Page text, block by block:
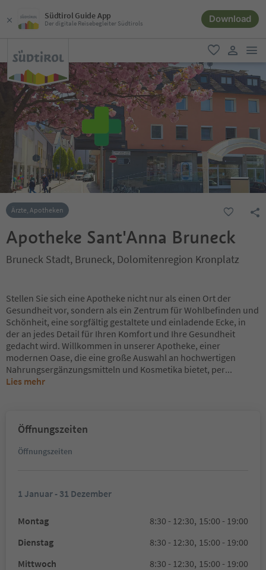
Südtirol Guide App
Der digitale Reisebegleiter Südtirols Download
favorit
user link
Ärzte, Apotheken
Apotheke Sant'Anna Bruneck
Bruneck Stadt, Bruneck, Dolomitenregion Kronplatz
Stellen Sie sich eine Apotheke nicht nur als einen Ort der
Gesundheit vor, sondern als ein Zentrum für Wohlbefinden und
Schönheit, eine sorgfältig gestaltete und einladende Ecke, in
der an jedes Detail für Ihren Komfort und Ihre Gesundheit
gedacht wird. Willkommen in unserer Apotheke, einer
modernen Oase, die eine große Auswahl an hochwertigen
Nahrungsergänzungsmitteln und Kosmetika bietet, per...
Lies mehr
Öffnungszeiten
Öffnungszeiten
1 Januar - 31 Dezember
Montag 8:30 - 12:30, 15:00 - 19:00
Dienstag
8:30 - 12:30, 15:00 - 19:00
Mittwoch
8:30 - 12:30, 15:00 - 19:00